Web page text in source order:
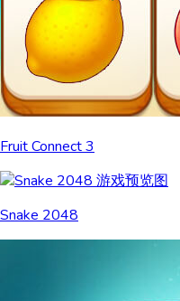
Fruit Connect 3
Snake 2048